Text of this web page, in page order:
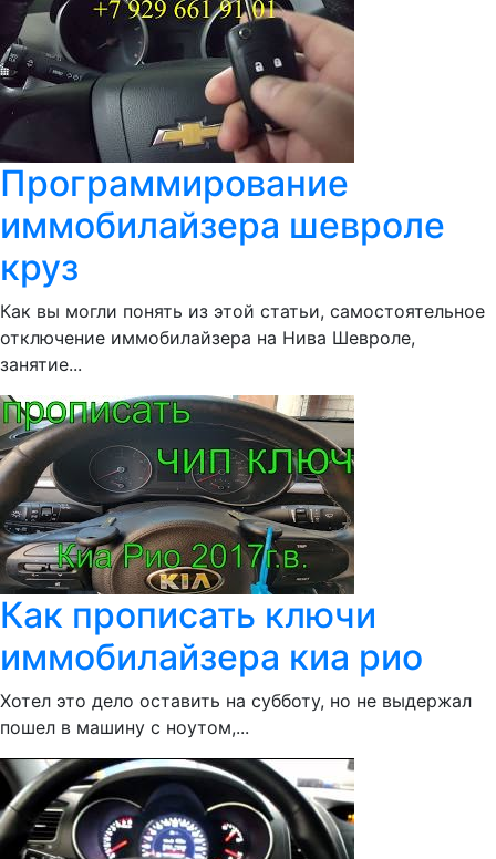
Программирование
иммобилайзера шевроле
круз
Как вы могли понять из этой статьи, самостоятельное
отключение иммобилайзера на Нива Шевроле,
занятие...
Как прописать ключи
иммобилайзера киа рио
Хотел это дело оставить на субботу, но не выдержал
пошел в машину с ноутом,...